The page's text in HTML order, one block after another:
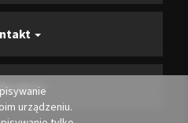
urządzeniu.